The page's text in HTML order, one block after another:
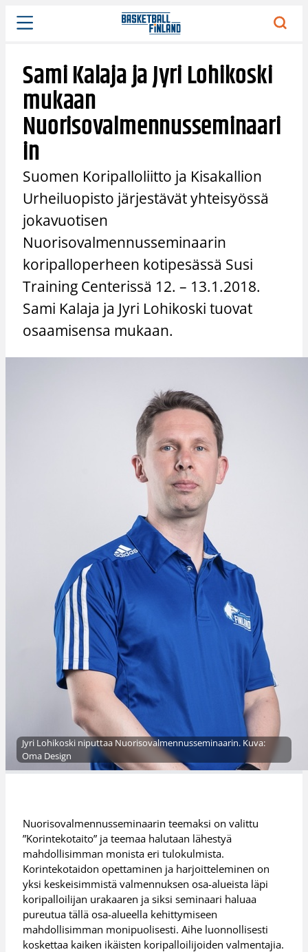
Siirry
sisältöön
Sami Kalaja ja Jyri Lohikoski
mukaan
Nuorisovalmennusseminaari
in
Suomen Koripalloliitto ja Kisakallion
Urheiluopisto järjestävät yhteisyössä
jokavuotisen
Nuorisovalmennusseminaarin
koripalloperheen kotipesässä Susi
Training Centerissä 12. – 13.1.2018.
Sami Kalaja ja Jyri Lohikoski tuovat
osaamisensa mukaan.
Jyri Lohikoski niputtaa Nuorisovalmennusseminaarin. Kuva:
Oma Design
Nuorisovalmennusseminaarin teemaksi on valittu
”Korintekotaito” ja teemaa halutaan lähestyä
mahdollisimman monista eri tulokulmista.
Korintekotaidon opettaminen ja harjoitteleminen on
yksi keskeisimmistä valmennuksen osa-alueista läpi
koripalloilijan urakaaren ja siksi seminaari haluaa
pureutua tällä osa-alueella kehittymiseen
mahdollisimman monipuolisesti. Aihe luonnollisesti
koskettaa kaiken ikäisten koripalloilijoiden valmentajia.